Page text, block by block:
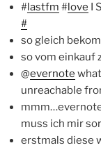
#lastfm #love I
#
so gleich
so vom einkauf
@evernote
unreachable
muss ich mir
erstmals diese